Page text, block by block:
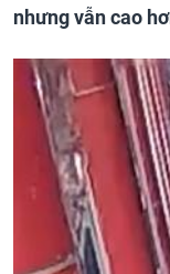
nhưng vẫn cao